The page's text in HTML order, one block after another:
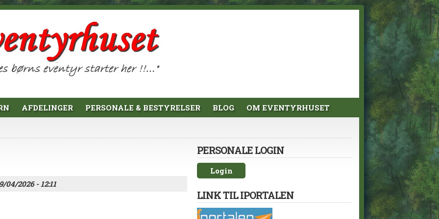
AFDELINGER PERSONALE & BESTYRELSER BLOG OM EVENTYRHUSET
04/2026 - 12:11
PERSONALE LOGIN
Login
LINK TIL IPORTALEN